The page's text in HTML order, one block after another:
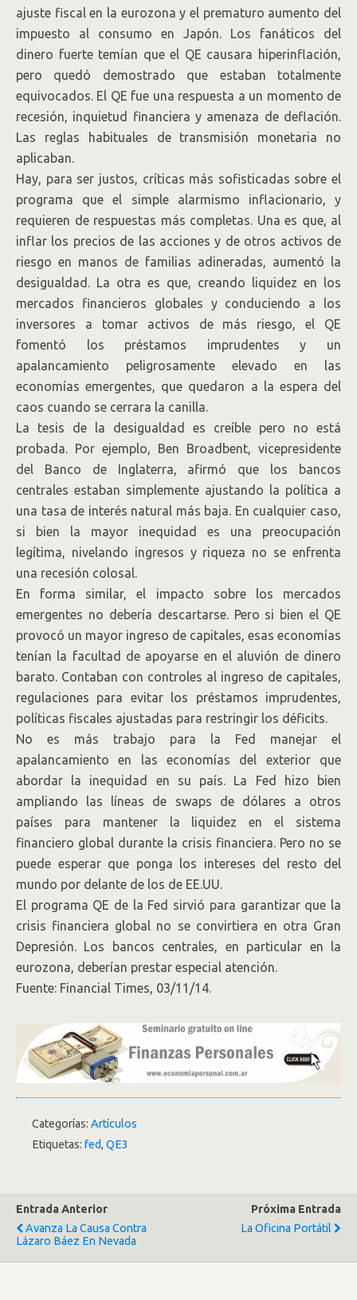
ajuste fiscal en la eurozona y el prematuro aumento del
impuesto al consumo en Japón. Los fanáticos del
dinero fuerte temían que el QE causara hiperinflación,
pero quedó demostrado que estaban totalmente
equivocados. El QE fue una respuesta a un momento de
recesión, inquietud financiera y amenaza de deflación.
Las reglas habituales de transmisión monetaria no
aplicaban.
Hay, para ser justos, críticas más sofisticadas sobre el
programa que el simple alarmismo inflacionario, y
requieren de respuestas más completas. Una es que, al
inflar los precios de las acciones y de otros activos de
riesgo en manos de familias adineradas, aumentó la
desigualdad. La otra es que, creando liquidez en los
mercados financieros globales y conduciendo a los
inversores a tomar activos de más riesgo, el QE
fomentó los préstamos imprudentes y un
apalancamiento peligrosamente elevado en las
economías emergentes, que quedaron a la espera del
caos cuando se cerrara la canilla.
La tesis de la desigualdad es creíble pero no está
probada. Por ejemplo, Ben Broadbent, vicepresidente
del Banco de Inglaterra, afirmó que los bancos
centrales estaban simplemente ajustando la política a
una tasa de interés natural más baja. En cualquier caso,
si bien la mayor inequidad es una preocupación
legítima, nivelando ingresos y riqueza no se enfrenta
una recesión colosal.
En forma similar, el impacto sobre los mercados
emergentes no debería descartarse. Pero si bien el QE
provocó un mayor ingreso de capitales, esas economías
tenían la facultad de apoyarse en el aluvión de dinero
barato. Contaban con controles al ingreso de capitales,
regulaciones para evitar los préstamos imprudentes,
políticas fiscales ajustadas para restringir los déficits.
No es más trabajo para la Fed manejar el
apalancamiento en las economías del exterior que
abordar la inequidad en su país. La Fed hizo bien
ampliando las líneas de swaps de dólares a otros
países para mantener la liquidez en el sistema
financiero global durante la crisis financiera. Pero no se
puede esperar que ponga los intereses del resto del
mundo por delante de los de EE.UU.
El programa QE de la Fed sirvió para garantizar que la
crisis financiera global no se convirtiera en otra Gran
Depresión. Los bancos centrales, en particular en la
eurozona, deberían prestar especial atención.
Fuente: Financial Times, 03/11/14.
Categorías: Artículos
Etiquetas: fed, QE3
Entrada Anterior
Avanza La Causa Contra
Lázaro Báez En Nevada
Próxima Entrada
La Oficina Portátil